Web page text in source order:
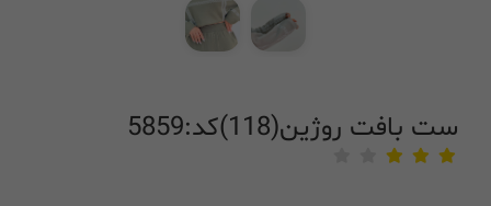
ست بافت روژین(118)کد:5859